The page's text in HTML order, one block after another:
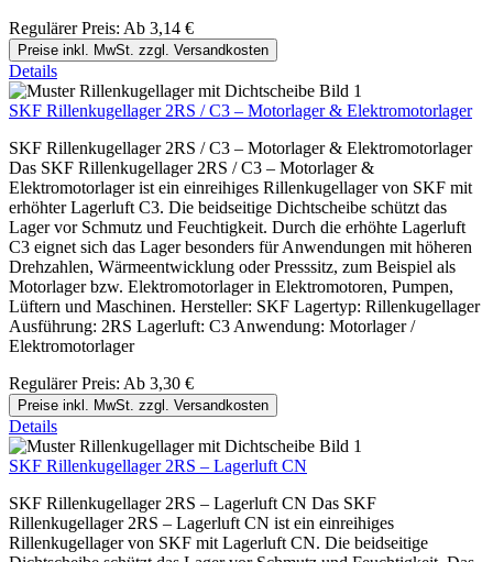
Regulärer Preis: Ab 3,14 €
Preise inkl. MwSt. zzgl. Versandkosten
Details
SKF Rillenkugellager 2RS / C3 – Motorlager & Elektromotorlager
SKF Rillenkugellager 2RS / C3 – Motorlager & Elektromotorlager
Das SKF Rillenkugellager 2RS / C3 – Motorlager &
Elektromotorlager ist ein einreihiges Rillenkugellager von SKF mit
erhöhter Lagerluft C3. Die beidseitige Dichtscheibe schützt das
Lager vor Schmutz und Feuchtigkeit. Durch die erhöhte Lagerluft
C3 eignet sich das Lager besonders für Anwendungen mit höheren
Drehzahlen, Wärmeentwicklung oder Presssitz, zum Beispiel als
Motorlager bzw. Elektromotorlager in Elektromotoren, Pumpen,
Lüftern und Maschinen. Hersteller: SKF Lagertyp: Rillenkugellager
Ausführung: 2RS Lagerluft: C3 Anwendung: Motorlager /
Elektromotorlager
Regulärer Preis: Ab 3,30 €
Preise inkl. MwSt. zzgl. Versandkosten
Details
SKF Rillenkugellager 2RS – Lagerluft CN
SKF Rillenkugellager 2RS – Lagerluft CN Das SKF
Rillenkugellager 2RS – Lagerluft CN ist ein einreihiges
Rillenkugellager von SKF mit Lagerluft CN. Die beidseitige